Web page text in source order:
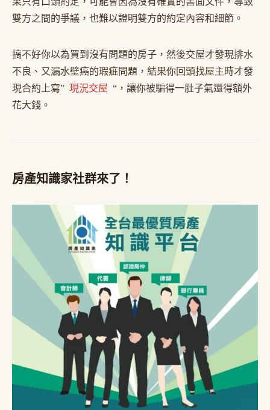
雙方之間的爭議，也難以證明雙方的約定內容和細節。
搞不好你以為買到沒有問題的房子，然後交屋才發現排水
不良、又漏水壁癌的瑕疵問題，結果你回頭找屋主時才發
現合約上寫” 現況交屋 “，讓你被騙得一肚子氣還得額外
花大錢。
房產知識家社群來了！